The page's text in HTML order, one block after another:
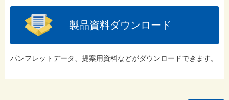
製品資料ダウンロード
パンフレットデータ、提案用資料などがダウンロードできます。